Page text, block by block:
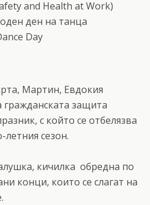
and Health at Work)
ден на танца
Day
Мартин, Евдокия
защита
с който се отбелязва
сезон.
кичилка ­ обредна по
конци, които се слагат на